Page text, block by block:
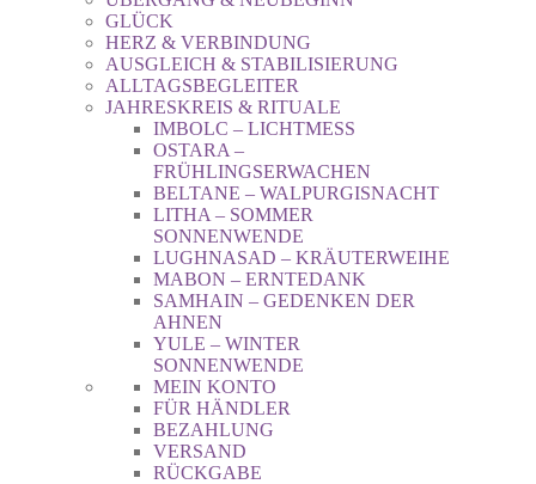
GLÜCK
HERZ & VERBINDUNG
AUSGLEICH & STABILISIERUNG
ALLTAGSBEGLEITER
JAHRESKREIS & RITUALE
IMBOLC – LICHTMESS
OSTARA –
FRÜHLINGSERWACHEN
BELTANE – WALPURGISNACHT
LITHA – SOMMER
SONNENWENDE
LUGHNASAD – KRÄUTERWEIHE
MABON – ERNTEDANK
SAMHAIN – GEDENKEN DER
AHNEN
YULE – WINTER
SONNENWENDE
MEIN KONTO
FÜR HÄNDLER
BEZAHLUNG
VERSAND
RÜCKGABE